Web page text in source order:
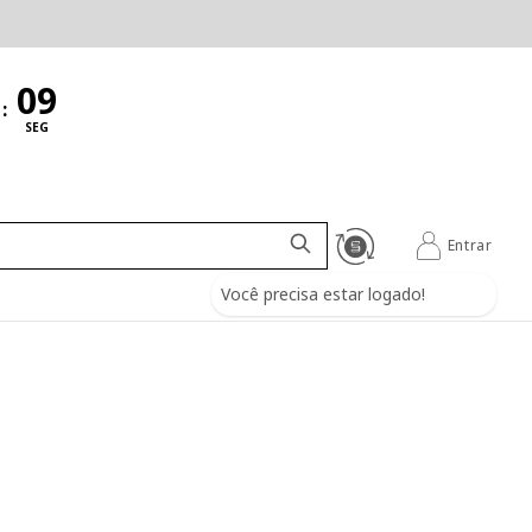
:
SEG
Você precisa estar logado!
Entrar